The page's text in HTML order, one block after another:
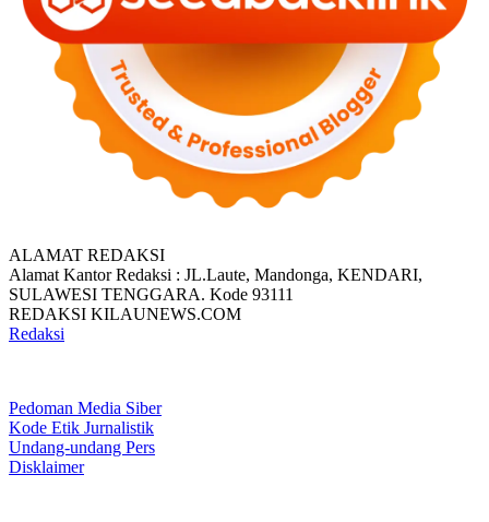
ALAMAT REDAKSI
Alamat Kantor Redaksi : JL.Laute, Mandonga, KENDARI,
SULAWESI TENGGARA. Kode 93111
REDAKSI KILAUNEWS.COM
Redaksi
Pedoman Media Siber
Kode Etik Jurnalistik
Undang-undang Pers
Disklaimer